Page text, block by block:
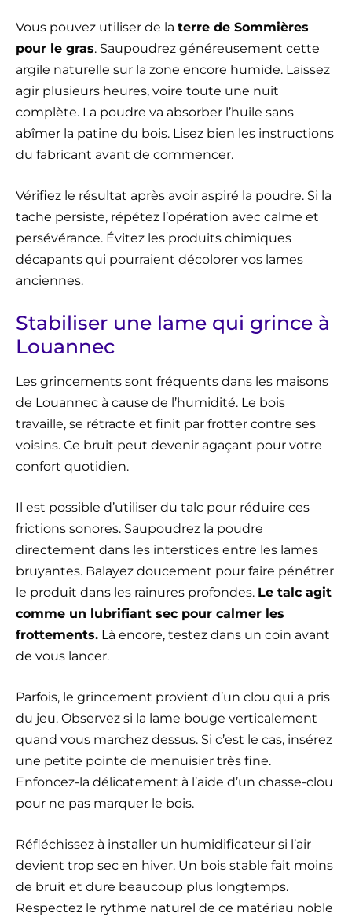
Vous pouvez utiliser de la terre de Sommières
pour le gras. Saupoudrez généreusement cette
argile naturelle sur la zone encore humide. Laissez
agir plusieurs heures, voire toute une nuit
complète. La poudre va absorber l’huile sans
abîmer la patine du bois. Lisez bien les instructions
du fabricant avant de commencer.
Vérifiez le résultat après avoir aspiré la poudre. Si la
tache persiste, répétez l’opération avec calme et
persévérance. Évitez les produits chimiques
décapants qui pourraient décolorer vos lames
anciennes.
Stabiliser une lame qui grince à
Louannec
Les grincements sont fréquents dans les maisons
de Louannec à cause de l’humidité. Le bois
travaille, se rétracte et finit par frotter contre ses
voisins. Ce bruit peut devenir agaçant pour votre
confort quotidien.
Il est possible d’utiliser du talc pour réduire ces
frictions sonores. Saupoudrez la poudre
directement dans les interstices entre les lames
bruyantes. Balayez doucement pour faire pénétrer
le produit dans les rainures profondes. Le talc agit
comme un lubrifiant sec pour calmer les
frottements. Là encore, testez dans un coin avant
de vous lancer.
Parfois, le grincement provient d’un clou qui a pris
du jeu. Observez si la lame bouge verticalement
quand vous marchez dessus. Si c’est le cas, insérez
une petite pointe de menuisier très fine.
Enfoncez-la délicatement à l’aide d’un chasse-clou
pour ne pas marquer le bois.
Réfléchissez à installer un humidificateur si l’air
devient trop sec en hiver. Un bois stable fait moins
de bruit et dure beaucoup plus longtemps.
Respectez le rythme naturel de ce matériau noble